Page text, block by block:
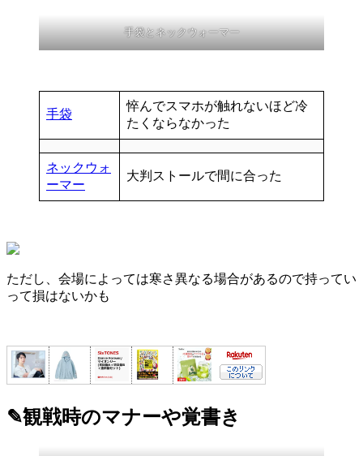
手袋とネックウォーマー
手袋
悴んでスマホが触れないほど冷
たくならなかった
ネックウォ
ーマー
大判ストールで間に合った
ただし、会場によっては寒さ異なる場合があるので持ってい
って損はないかも
✎観戦時のマナーや覚書き